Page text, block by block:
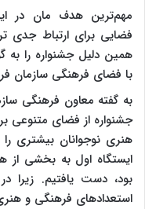
مهم‌ترین هدف مان در
فضایی برای ارتباط جدی
همین دلیل جشنواره را به
با فضای فرهنگی سازمان
به گفته معاون فرهنگی
جشنواره از فضای متنوعی
هنری نوجوانان بیشتری
ایستگاه اول به بخشی از
بود، دست یافتیم. زیرا
استعدادهای فرهنگی و